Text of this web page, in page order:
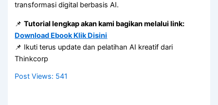
transformasi digital berbasis AI.
📌Tutorial lengkap akan kami bagikan melalui link:
Download Ebook Klik Disini
📌 Ikuti terus update dan pelatihan AI kreatif dari
Thinkcorp
Post Views: 541